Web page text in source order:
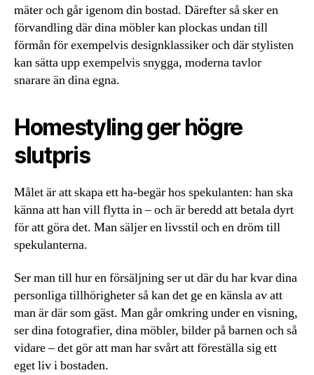
mäter och går igenom din bostad. Därefter så sker en
förvandling där dina möbler kan plockas undan till
förmån för exempelvis designklassiker och där stylisten
kan sätta upp exempelvis snygga, moderna tavlor
snarare än dina egna.
Homestyling ger högre
slutpris
Målet är att skapa ett ha-begär hos spekulanten: han ska
känna att han vill flytta in – och är beredd att betala dyrt
för att göra det. Man säljer en livsstil och en dröm till
spekulanterna.
Ser man till hur en försäljning ser ut där du har kvar dina
personliga tillhörigheter så kan det ge en känsla av att
man är där som gäst. Man går omkring under en visning,
ser dina fotografier, dina möbler, bilder på barnen och så
vidare – det gör att man har svårt att föreställa sig ett
eget liv i bostaden.